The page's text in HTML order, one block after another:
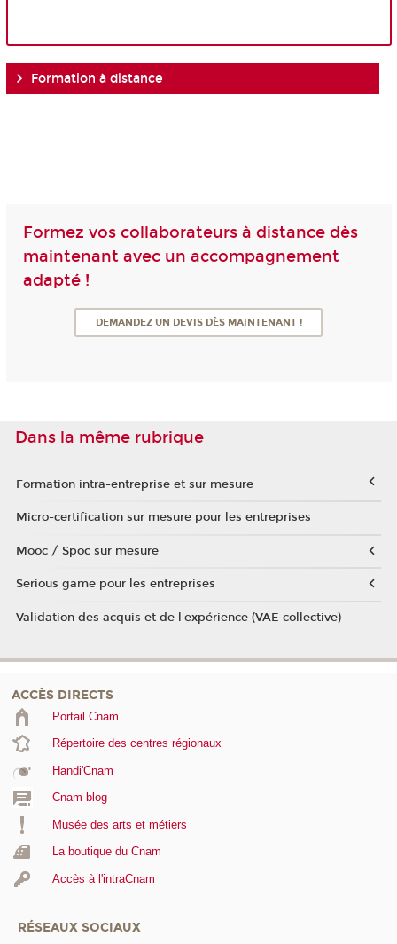
Formation à distance
Formez vos collaborateurs à distance dès
maintenant avec un accompagnement
adapté !
DEMANDEZ UN DEVIS DÈS MAINTENANT !
Dans la même rubrique
Formation intra-entreprise et sur mesure
Micro-certification sur mesure pour les entreprises
Mooc / Spoc sur mesure
Serious game pour les entreprises
Validation des acquis et de l'expérience (VAE collective)
ACCÈS DIRECTS
Portail Cnam
Répertoire des centres régionaux
Handi'Cnam
Cnam blog
Musée des arts et métiers
La boutique du Cnam
Accès à l'intraCnam
RÉSEAUX SOCIAUX